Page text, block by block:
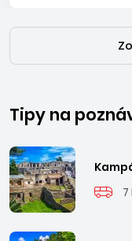
Tipy na
7